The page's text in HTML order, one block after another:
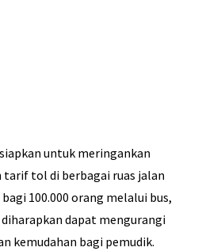
untuk meringankan
tarif tol di berbagai ruas jalan
100.000 orang melalui bus,
dapat mengurangi
kemudahan bagi pemudik.